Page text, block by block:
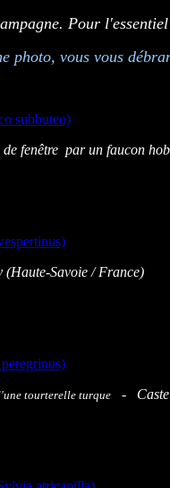
Pour
photo, vous vous
de fenêtre par un faucon
Savoie / France)
tourterelle turque-